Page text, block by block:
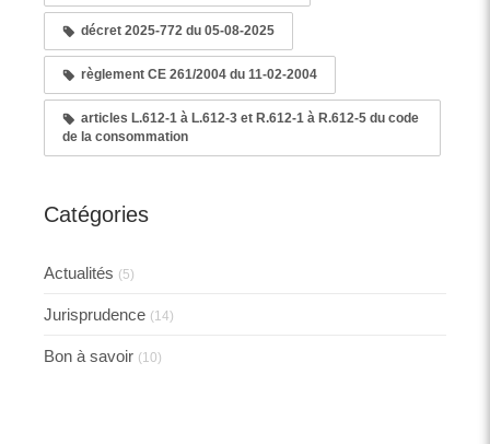
décret 2025-772 du 05-08-2025
règlement CE 261/2004 du 11-02-2004
articles L.612-1 à L.612-3 et R.612-1 à R.612-5 du code
de la consommation
Catégories
Actualités (5)
Jurisprudence (14)
Bon à savoir (10)